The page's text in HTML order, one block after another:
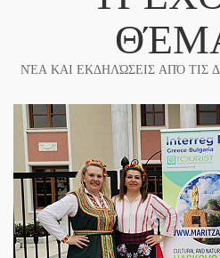
ΝΈΑ ΚΑΙ ΕΚΔΗΛΏΣΕΙΣ ΑΠΌ ΤΙΣ